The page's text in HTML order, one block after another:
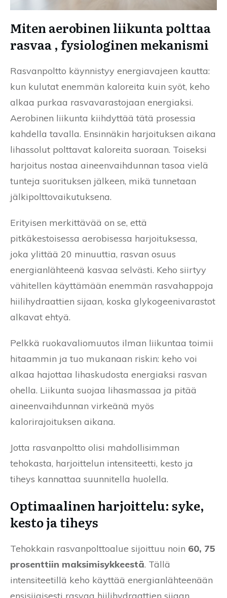
Miten aerobinen liikunta polttaa
rasvaa , fysiologinen mekanismi
Rasvanpoltto käynnistyy energiavajeen kautta:
kun kulutat enemmän kaloreita kuin syöt, keho
alkaa purkaa rasvavarastojaan energiaksi.
Aerobinen liikunta kiihdyttää tätä prosessia
kahdella tavalla. Ensinnäkin harjoituksen aikana
lihassolut polttavat kaloreita suoraan. Toiseksi
harjoitus nostaa aineenvaihdunnan tasoa vielä
tunteja suorituksen jälkeen, mikä tunnetaan
jälkipolttovaikutuksena.
Erityisen merkittävää on se, että
pitkäkestoisessa aerobisessa harjoituksessa,
joka ylittää 20 minuuttia, rasvan osuus
energianlähteenä kasvaa selvästi. Keho siirtyy
vähitellen käyttämään enemmän rasvahappoja
hiilihydraattien sijaan, koska glykogeenivarastot
alkavat ehtyä.
Pelkkä ruokavaliomuutos ilman liikuntaa toimii
hitaammin ja tuo mukanaan riskin: keho voi
alkaa hajottaa lihaskudosta energiaksi rasvan
ohella. Liikunta suojaa lihasmassaa ja pitää
aineenvaihdunnan virkeänä myös
kalorirajoituksen aikana.
Jotta rasvanpoltto olisi mahdollisimman
tehokasta, harjoittelun intensiteetti, kesto ja
tiheys kannattaa suunnitella huolella.
Optimaalinen harjoittelu: syke,
kesto ja tiheys
Tehokkain rasvanpolttoalue sijoittuu noin 60, 75
prosenttiin maksimisykkeestä. Tällä
intensiteetillä keho käyttää energianlähteenään
ensisijaisesti rasvaa hiilihydraattien sijaan.